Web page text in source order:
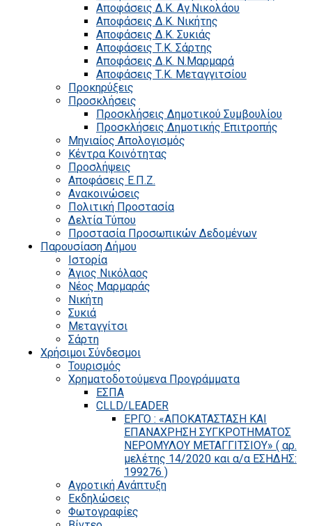
Αποφάσεις Δ.Κ. Αγ.Νικολάου
Αποφάσεις Δ.Κ. Νικήτης
Αποφάσεις Δ.Κ. Συκιάς
Αποφάσεις Τ.Κ. Σάρτης
Αποφάσεις Δ.Κ. Ν.Μαρμαρά
Αποφάσεις Τ.Κ. Μεταγγιτσίου
Προκηρύξεις
Προσκλήσεις
Προσκλήσεις Δημοτικού Συμβουλίου
Προσκλήσεις Δημοτικής Επιτροπής
Μηνιαίος Απολογισμός
Κέντρα Κοινότητας
Προσλήψεις
Αποφάσεις Ε.Π.Ζ.
Ανακοινώσεις
Πολιτική Προστασία
Δελτία Τύπου
Προστασία Προσωπικών Δεδομένων
Παρουσίαση Δήμου
Ιστορία
Άγιος Νικόλαος
Νέος Μαρμαράς
Νικήτη
Συκιά
Μεταγγίτσι
Σάρτη
Χρήσιμοι Σύνδεσμοι
Τουρισμός
Χρηματοδοτούμενα Προγράμματα
ΕΣΠΑ
CLLD/LEADER
ΕΡΓΟ : «ΑΠΟΚΑΤΑΣΤΑΣΗ ΚΑΙ
ΕΠΑΝΑΧΡΗΣΗ ΣΥΓΚΡΟΤΗΜΑΤΟΣ
ΝΕΡΟΜΥΛΟΥ ΜΕΤΑΓΓΙΤΣΙΟΥ» ( αρ.
μελέτης 14/2020 και α/α ΕΣΗΔΗΣ:
199276 )
Αγροτική Ανάπτυξη
Εκδηλώσεις
Φωτογραφίες